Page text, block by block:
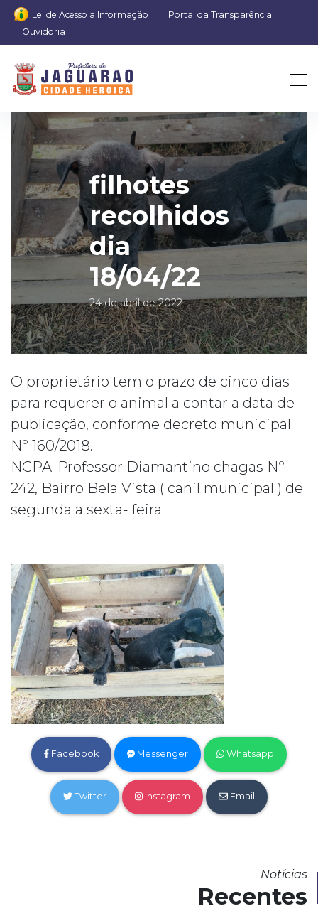
Lei de Acesso a Informação
Portal da Transparência
Ouvidoria
filhotes
recolhidos
dia
18/04/22
24 de abril de 2022
O proprietário tem o prazo de cinco dias
para requerer o animal a contar a data de
publicação, conforme decreto municipal
Nº 160/2018.
NCPA-Professor Diamantino chagas Nº
242, Bairro Bela Vista ( canil municipal ) de
segunda a sexta- feira
Facebook Messenger Whatsapp
Twitter Instagram Email
Notícias
Recentes